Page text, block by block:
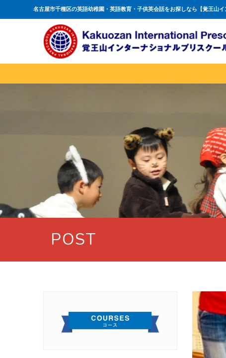
名古屋市千種区の英語幼稚園・英語教育・子供英会話をお探しなら【覚王山イ
POST